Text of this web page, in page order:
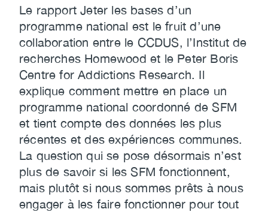
Le rapport Jeter les bases d’un
programme national est le fruit d’une
collaboration entre le CCDUS, l’Institut de
recherches Homewood et le Peter Boris
Centre for Addictions Research. Il
explique comment mettre en place un
programme national coordonné de SFM
et tient compte des données les plus
récentes et des expériences communes.
La question qui se pose désormais n’est
plus de savoir si les SFM fonctionnent,
mais plutôt si nous sommes prêts à nous
engager à les faire fonctionner pour tout